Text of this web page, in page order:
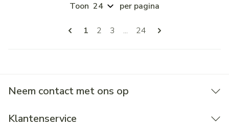
Pagina's
U lees momenteel pagina
1 Pagina
2 Pagina
3 ... Pagina
24
Toon per pagina
Neem contact met ons op
Klantenservice